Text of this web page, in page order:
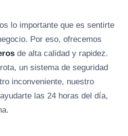
lo importante que es sentirte
Por eso, ofrecemos
de alta calidad y rapidez.
un sistema de seguridad
inconveniente, nuestro
las 24 horas del día,